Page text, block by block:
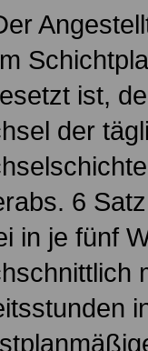
ist,
der
6
in je fünf